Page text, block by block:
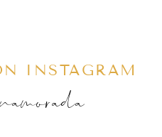
INSTAGRAM